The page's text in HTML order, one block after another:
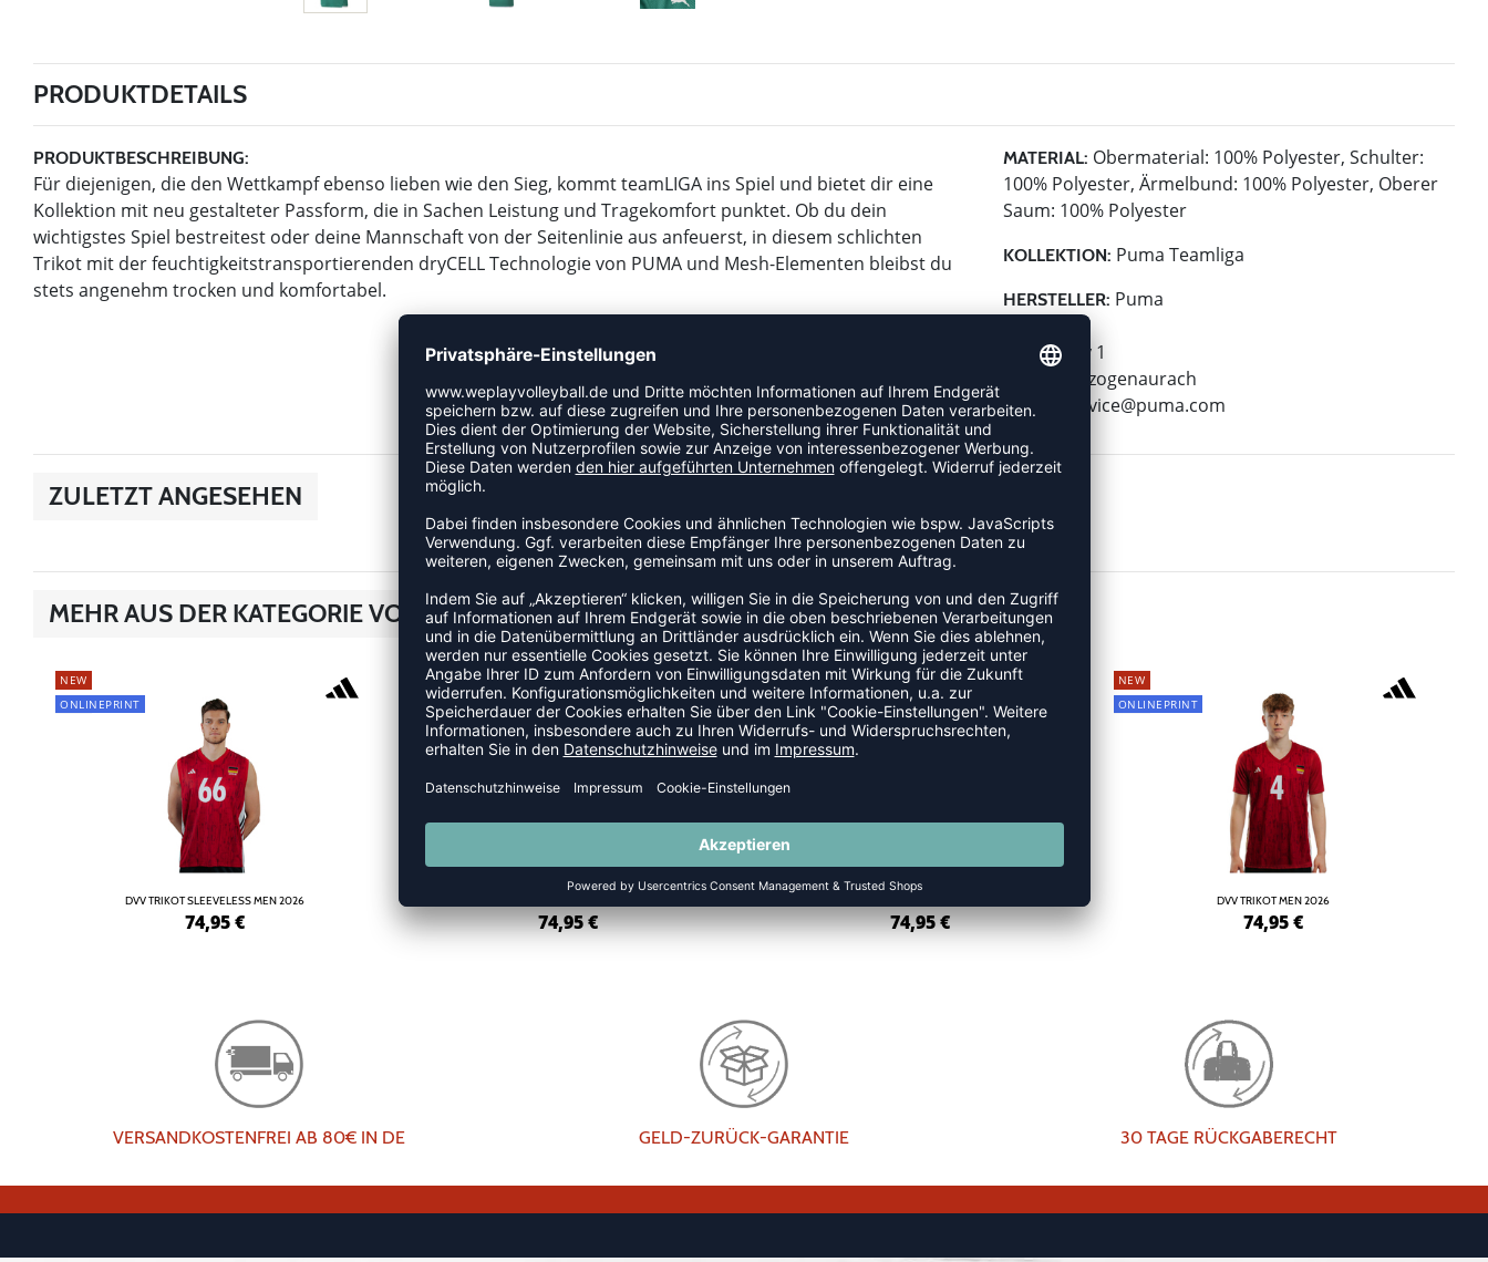
PRODUKTDETAILS
PRODUKTBESCHREIBUNG:
Für diejenigen, die den Wettkampf ebenso lieben wie den Sieg, kommt teamLIGA ins Spiel und bietet dir eine
Kollektion mit neu gestalteter Passform, die in Sachen Leistung und Tragekomfort punktet. Ob du dein
wichtigstes Spiel bestreitest oder deine Mannschaft von der Seitenlinie aus anfeuerst, in diesem schlichten
Trikot mit der feuchtigkeitstransportierenden dryCELL Technologie von PUMA und Mesh-Elementen bleibst du
stets angenehm trocken und komfortabel.
MATERIAL: Obermaterial: 100% Polyester, Schulter:
100% Polyester, Ärmelbund: 100% Polyester, Oberer
Saum: 100% Polyester
KOLLEKTION: Puma Teamliga
HERSTELLER: Puma
Puma Way 1
91074 Herzogenaurach
E-Mail:
service@puma.com
ZULETZT ANGESEHEN
MEHR AUS DER KATEGORIE VOLLEYBALLTRIKOTS
NEW
ONLINEPRINT
DVV TRIKOT SLEEVELESS MEN 2026
74,95€
NEW
ONLINEPRINT
74,95€
NEW
ONLINEPRINT
74,95€
NEW
ONLINEPRINT
DVV TRIKOT MEN 2026
74,95€
VERSANDKOSTENFREI AB 80€ IN DE GELD-ZURÜCK-GARANTIE 30 TAGE RÜCKGABERECHT